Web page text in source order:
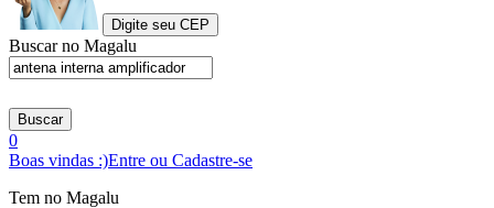
Digite seu CEP
Buscar no Magalu
Buscar
0
Boas vindas :)Entre ou Cadastre-se
Tem no Magalu